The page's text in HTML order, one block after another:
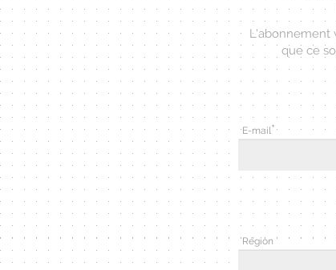
L'abonnement
que ce
E-mail
Région